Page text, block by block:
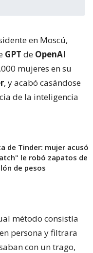
en Moscú,
GPT de OpenAI
mujeres en su
, y acabó casándose
de la inteligencia
de Tinder: mujer acusó
le robó zapatos de
de pesos
método consistía
persona y filtrara
con un trago,